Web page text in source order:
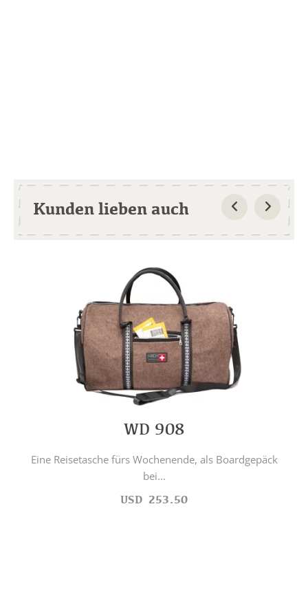
Kunden lieben auch
WD 908
Eine Reisetasche fürs Wochenende, als Boardgepäck
bei...
USD 253.50